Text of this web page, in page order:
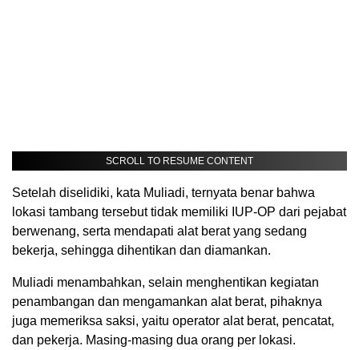
SCROLL TO RESUME CONTENT
Setelah diselidiki, kata Muliadi, ternyata benar bahwa
lokasi tambang tersebut tidak memiliki IUP-OP dari pejabat
berwenang, serta mendapati alat berat yang sedang
bekerja, sehingga dihentikan dan diamankan.
Muliadi menambahkan, selain menghentikan kegiatan
penambangan dan mengamankan alat berat, pihaknya
juga memeriksa saksi, yaitu operator alat berat, pencatat,
dan pekerja. Masing-masing dua orang per lokasi.